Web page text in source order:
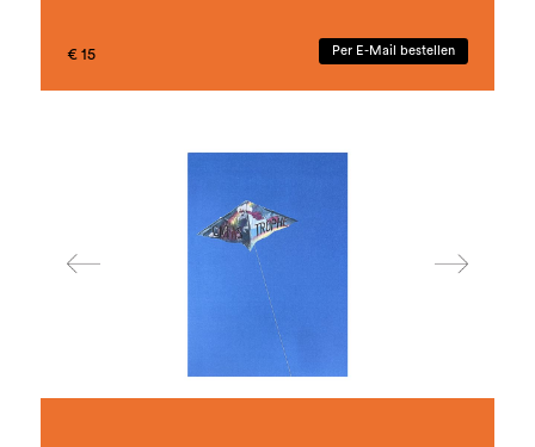
Mensch-Tier Beziehung, die zwischen Zähmung,
Ausbeutung und Spiegelung oszilliert bearbeitet
Bildwelten zeigt sie die Unterwerfung des
alphabets (seit 2017) nimmt seinen
Ausgangspunkt in einer buchstäblichen
Buchstäblichkeit, in Veronika Hauers langjähriger
Untersuchung unterschiedlicher sprachlicher
Ebenen mit Objekt, Grafik, Performance und
Video. Buchstaben erscheinen als visuelle Motive,
in denen sie zwischen Zeichen, Objekt und Bild
oszillieren. Die Künstlerin fügt hier auch ihren
jüngsten Werkkomplex hinzu, zeigt die Fragilität
der Buchstaben in der Metapher der Knochen auf,
€ 15 Per E-Mail bestellen